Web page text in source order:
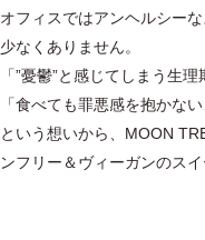
オフィスではアンヘルシー
少なくありません。
「”憂鬱”と感じてしまう生
「食べても罪悪感を抱かな
という想いから、MOON
ンフリー＆ヴィーガンのス